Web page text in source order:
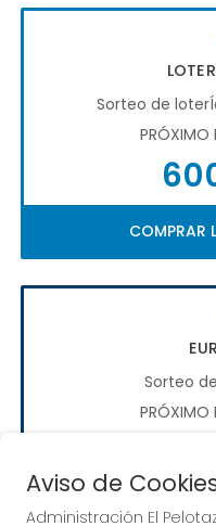
Sorteo de
PRÓXIMO
COMPRAR
Sorteo
PRÓXIMO
Aviso de
Administración El